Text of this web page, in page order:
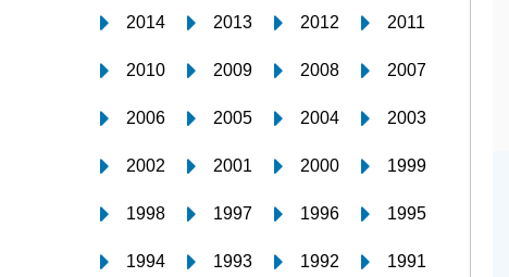
2014 2013 2012 2011
2010 2009 2008 2007
2006 2005 2004 2003
2002 2001 2000 1999
1998 1997 1996 1995
1994 1993 1992 1991